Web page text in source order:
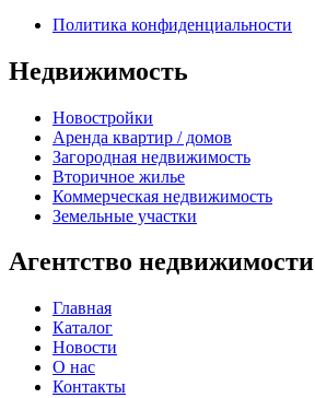
Политика конфиденциальности
Недвижимость
Новостройки
Аренда квартир / домов
Загородная недвижимость
Вторичное жилье
Коммерческая недвижимость
Земельные участки
Агентство недвижимости
Главная
Каталог
Новости
О нас
Контакты